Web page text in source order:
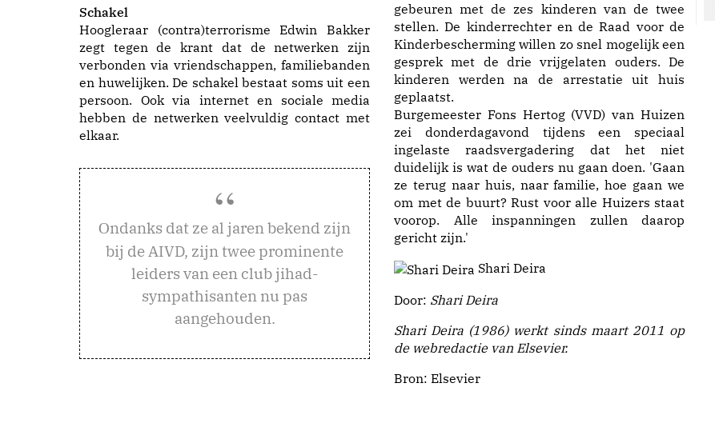
Schakel
Hoogleraar (contra)terrorisme Edwin Bakker
zegt tegen de krant dat de netwerken zijn
verbonden via vriendschappen, familiebanden
en huwelijken. De schakel bestaat soms uit een
persoon. Ook via internet en sociale media
hebben de netwerken veelvuldig contact met
elkaar.
Ondanks dat ze al jaren bekend zijn
bij de AIVD, zijn twee prominente
leiders van een club jihad-
sympathisanten nu pas
aangehouden.
gebeuren met de zes kinderen van de twee
stellen. De kinderrechter en de Raad voor de
Kinderbescherming willen zo snel mogelijk een
gesprek met de drie vrijgelaten ouders. De
kinderen werden na de arrestatie uit huis
geplaatst.
Burgemeester Fons Hertog (VVD) van Huizen
zei donderdagavond tijdens een speciaal
ingelaste raadsvergadering dat het niet
duidelijk is wat de ouders nu gaan doen. 'Gaan
ze terug naar huis, naar familie, hoe gaan we
om met de buurt? Rust voor alle Huizers staat
voorop. Alle inspanningen zullen daarop
gericht zijn.'
Shari Deira
Door: Shari Deira
Shari Deira (1986) werkt sinds maart 2011 op
de webredactie van Elsevier.
Bron: Elsevier